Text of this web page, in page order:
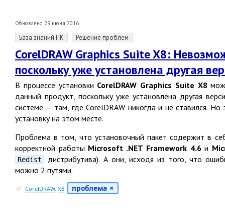
Обновлено 29 июня 2016
База знаний ПК Решение проблем
CorelDRAW Graphics Suite X8:
поскольку уже установлена другая
В процессе установки CorelDRAW Graphics Suite X8
данный продукт, поскольку уже установлена другая
системе — там, где CorelDRAW никогда и не ставился.
установку на этом месте.
Проблема в том, что установочный пакет содержит в
корректной работы Microsoft .NET Framework 4.6и
Redist
дистрибутива). А они, исходя из того, что
можно 2 путями.
CorelDRAW, X8, проблема